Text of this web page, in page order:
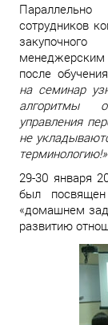
сотрудников
после
на семинар
алгоритмы
управления
не
терминологию!»
29-30 января
был
«домашнем
развитию